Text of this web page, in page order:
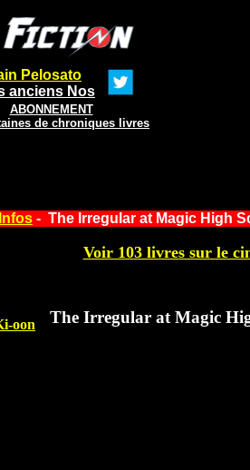
Pelosato
anciens Nos
ABONNEMENT
de chroniques livres
Infos - The Irregular at Magic High
Voir 103 livres sur le
oon
The Irregular at Magic